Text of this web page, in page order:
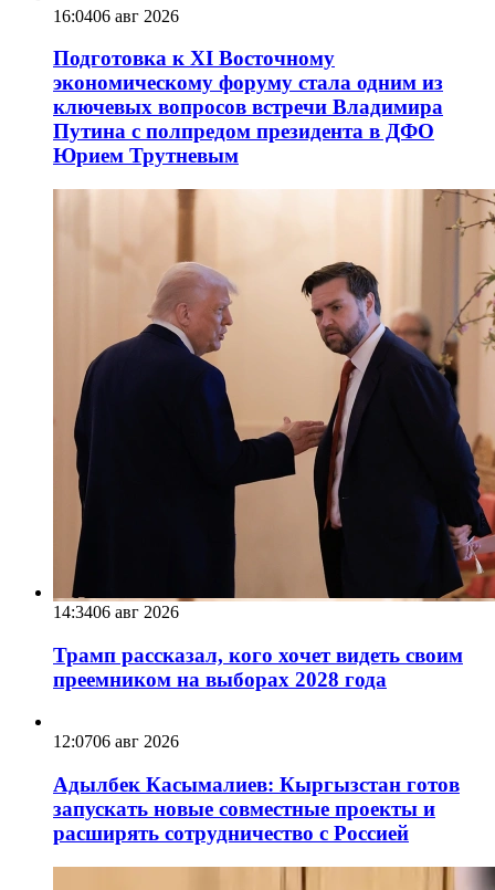
16:0406 авг 2026
Подготовка к XI Восточному
экономическому форуму стала одним из
ключевых вопросов встречи Владимира
Путина с полпредом президента в ДФО
Юрием Трутневым
14:3406 авг 2026
Трамп рассказал, кого хочет видеть своим
преемником на выборах 2028 года
12:0706 авг 2026
Адылбек Касымалиев: Кыргызстан готов
запускать новые совместные проекты и
расширять сотрудничество с Россией